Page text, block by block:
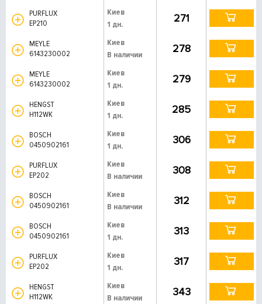
PURFLUX
EP210
Киев
1 дн.
271
MEYLE
6143230002
Киев
В наличии
278
MEYLE
6143230002
Киев
1 дн.
279
HENGST
H112WK
Киев
1 дн.
285
BOSCH
0450902161
Киев
1 дн.
306
PURFLUX
EP202
Киев
В наличии
308
BOSCH
0450902161
Киев
В наличии
312
BOSCH
0450902161
Киев
1 дн.
313
PURFLUX
EP202
Киев
1 дн.
317
HENGST
H112WK
Киев
В наличии
343